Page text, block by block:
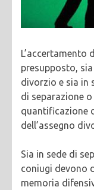
L’accertamento
presupposto,
divorzio e sia in
di separazione
quantificazione
dell’assegno
Sia in sede di
coniugi devono
memoria